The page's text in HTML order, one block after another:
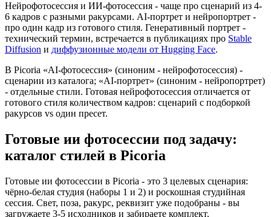
Нейрофотосессия и ИИ-фотосессия - чаще про сценарий из 4-
6 кадров с разными ракурсами. AI-портрет и нейропортрет -
про один кадр из готового стиля. Генеративный портрет -
технический термин, встречается в публикациях про Stable
Diffusion и диффузионные модели от Hugging Face.
В Picoria «AI-фотосессия» (синоним - нейрофотосессия) -
сценарии из каталога; «AI-портрет» (синоним - нейропортрет)
- отдельные стили. Готовая нейрофотосессия отличается от
готового стиля количеством кадров: сценарий с подборкой
ракурсов vs один пресет.
Готовые ии фотосессии под задачу:
каталог стилей в Picoria
Готовые ии фотосессии в Picoria - это 3 целевых сценария:
чёрно-белая студия (наборы 1 и 2) и роскошная студийная
сессия. Свет, поза, ракурс, реквизит уже подобраны - вы
загружаете 3-5 исходников и забираете комплект.